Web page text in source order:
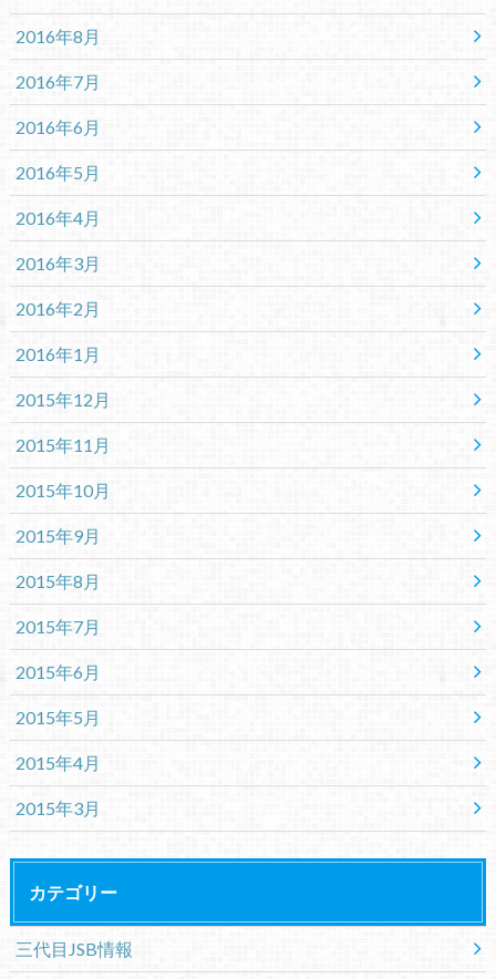
2016年8月
2016年7月
2016年6月
2016年5月
2016年4月
2016年3月
2016年2月
2016年1月
2015年12月
2015年11月
2015年10月
2015年9月
2015年8月
2015年7月
2015年6月
2015年5月
2015年4月
2015年3月
カテゴリー
三代目JSB情報